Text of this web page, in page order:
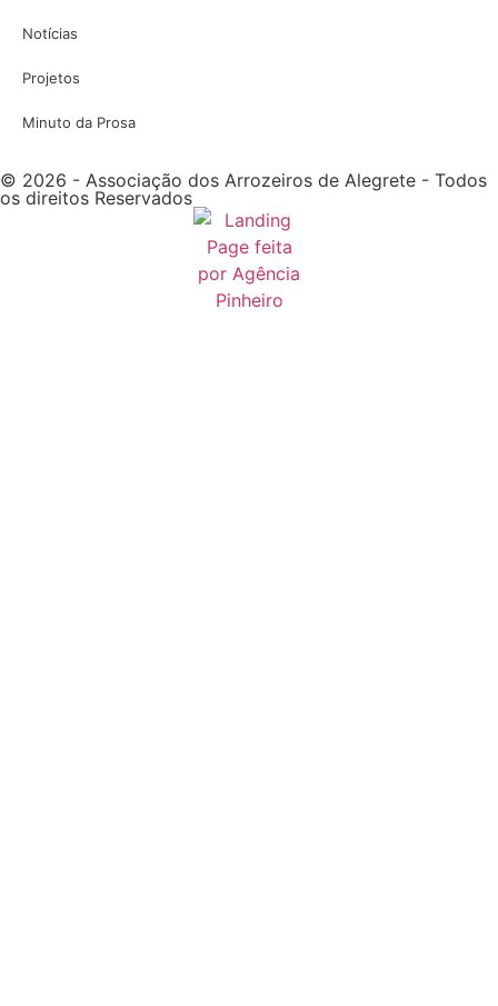
Notícias
Projetos
Minuto da Prosa
© 2026 - Associação dos Arrozeiros de Alegrete - Todos
os direitos Reservados